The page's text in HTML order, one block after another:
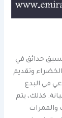
حدائق في
وتقديم
في البدع
كذلك، يتم
والممرات